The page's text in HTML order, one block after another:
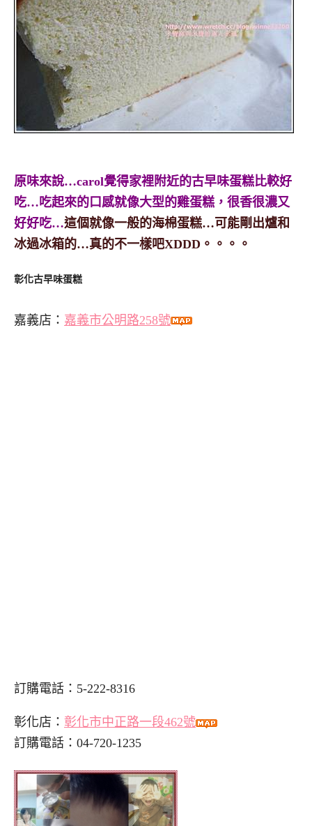
原味來說…carol覺得家裡附近的古早味蛋糕比較好
吃…吃起來的口感就像大型的雞蛋糕，很香很濃又
好好吃…這個就像一般的海棉蛋糕…可能剛出爐和
冰過冰箱的…真的不一樣吧XDDD。。。。
彰化古早味蛋糕
嘉義店： 嘉義市公明路258號
訂購電話：5-222-8316
彰化店： 彰化市中正路一段462號
訂購電話：04-720-1235